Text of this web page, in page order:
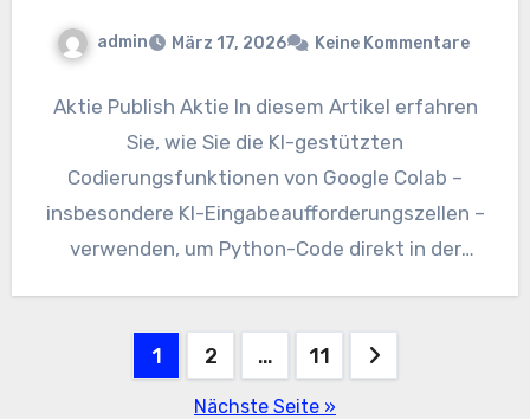
admin März 17, 2026 Keine Kommentare
Aktie Publish Aktie In diesem Artikel erfahren
Sie, wie Sie die KI-gestützten
Codierungsfunktionen von Google Colab –
insbesondere KI-Eingabeaufforderungszellen –
verwenden, um Python-Code direkt in der
Beitragsnavigation
1 2 … 11
Nächste Seite »